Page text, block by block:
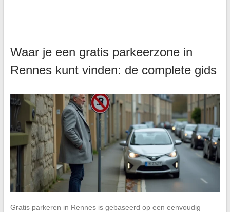
Waar je een gratis parkeerzone in
Rennes kunt vinden: de complete gids
Gratis parkeren in Rennes is gebaseerd op een eenvoudig